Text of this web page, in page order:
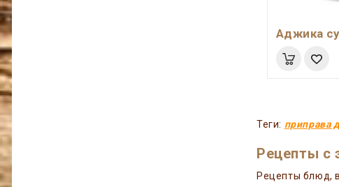
Аджика
Теги: приправа
Рецепты с
Рецепты блюд,